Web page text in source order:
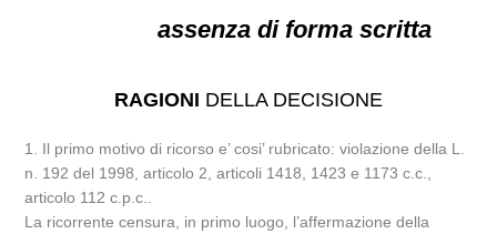
assenza di forma scritta
RAGIONI DELLA DECISIONE
1. Il primo motivo di ricorso e’ cosi’ rubricato: violazione della L.
n. 192 del 1998, articolo 2, articoli 1418, 1423 e 1173 c.c.,
articolo 112 c.p.c..
La ricorrente censura, in primo luogo, l’affermazione della